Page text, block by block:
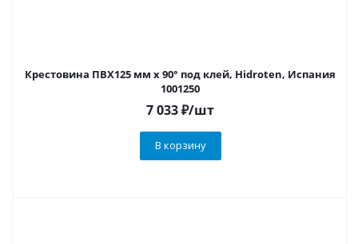
Крестовина ПВХ125 мм х 90° под клей, Hidroten, Испания
1001250
7 033₽/шт
В корзину